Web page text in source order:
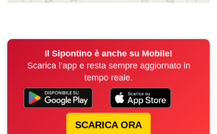
Il Sipontino è anche su Mobile!
Scarica l’app e resta sempre aggiornato in
tempo reale.
SCARICA ORA